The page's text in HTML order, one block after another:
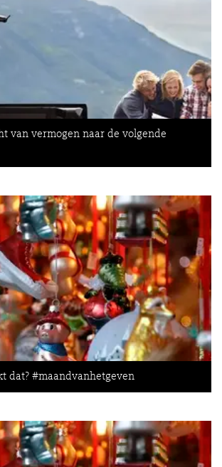
van vermogen naar de volgende
dat? #maandvanhetgeven